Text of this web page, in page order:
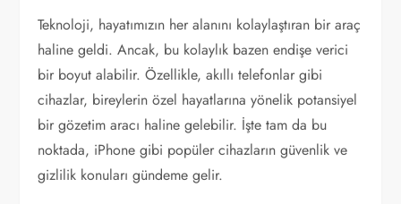
Teknoloji, hayatımızın her alanını kolaylaştıran bir araç
haline geldi. Ancak, bu kolaylık bazen endişe verici
bir boyut alabilir. Özellikle, akıllı telefonlar gibi
cihazlar, bireylerin özel hayatlarına yönelik potansiyel
bir gözetim aracı haline gelebilir. İşte tam da bu
noktada, iPhone gibi popüler cihazların güvenlik ve
gizlilik konuları gündeme gelir.